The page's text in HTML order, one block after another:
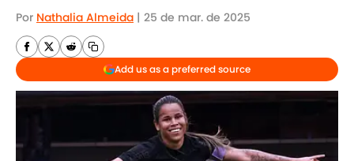
Por Nathalia Almeida | 25 de mar. de 2025
Add us as a preferred source